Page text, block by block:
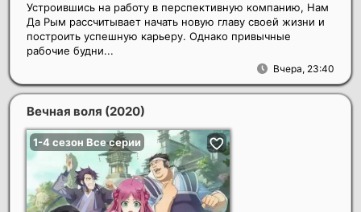
Вчера, 23:40
Устроившись на работу в перспективную компанию, Нам
Да Рым рассчитывает начать новую главу своей жизни и
построить успешную карьеру. Однако привычные
рабочие будни...
Вечная воля (2020)